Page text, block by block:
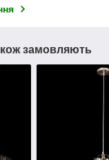
замовляють